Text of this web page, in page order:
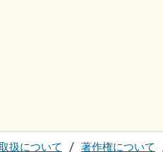
扱について 著作権について